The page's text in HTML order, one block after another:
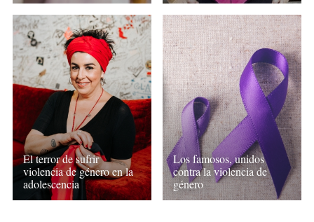
El terror de sufrir
violencia de género en la
adolescencia
Los famosos, unidos
contra la violencia de
género